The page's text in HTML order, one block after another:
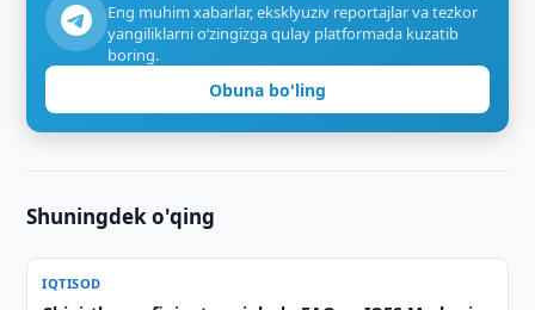
Eng muhim xabarlar, eksklyuziv reportajlar va tezkor
yangiliklarni o‘zingizga qulay platformada kuzatib
boring.
Obuna bo'ling
Shuningdek o'qing
IQTISOD